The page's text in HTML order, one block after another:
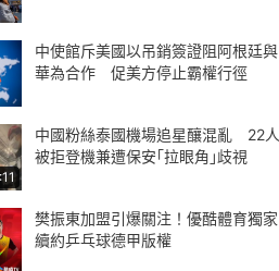
中使館斥美國以吊銷簽證阻阿根廷與
華為合作 促美方停止霸權行徑
中國粉絲泰國機場追星釀混亂 22人
被拒登機兼遭保安｢拉眼角｣歧視
樊振東加盟引爆關注！優酷體育獨家
續約乒乓球德甲版權